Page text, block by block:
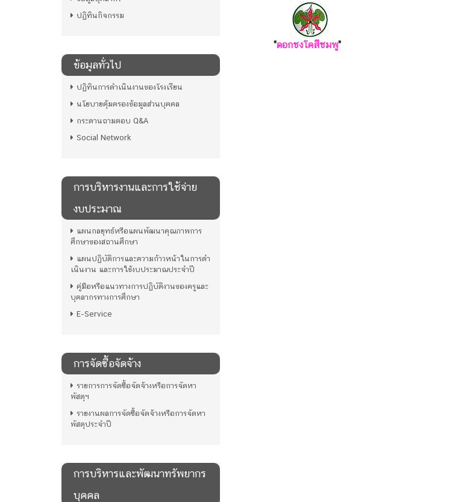
ปฏิทินกิจกรรม
ข้อมูลทั่วไป
ปฏิทินการดำเนินงานของโรงเรียน
นโยบายคุ้มครองข้อมูลส่วนบุคคล
กระดานถามตอบ Q&A
Social Network
การบริหารงานและการใช้จ่าย
งบประมาณ
แผนกลยุทธ์หรือแผนพัฒนาคุณภาพการ
ศึกษาของสถานศึกษา
แผนปฏิบัติการและความก้าวหน้าในการดํา
เนินงาน และการใช้งบประมาณประจําปี
คู่มือหรือแนวทางการปฏิบัติงานของครูและ
บุคลากรทางการศึกษา
E-Service
การจัดซื้อจัดจ้าง
รายการการจัดซื้อจัดจ้างหรือการจัดหา
พัสดุฯ
รายงานผลการจัดซื้อจัดจ้างหรือการจัดหา
พัสดุประจำปี
การบริหารและพัฒนาทรัพยากร
บุคคล
"ดอกชงโคสีชมพู"